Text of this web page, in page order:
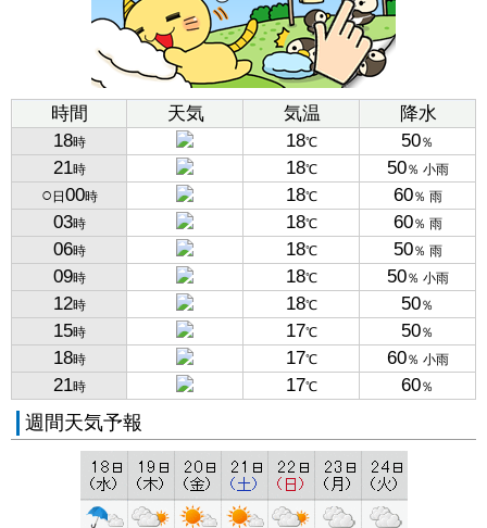
時間 天気 気温
降水
18時 18℃ 50％
21時 18℃ 50％ 小雨
○ 日 00時 18℃ 60％ 雨
03時 18℃ 60％ 雨
06時 18℃ 50％ 雨
09時 18℃ 50％ 小雨
12時 18℃ 50％
15時 17℃ 50％
18時 17℃ 60％ 小雨
21時 17℃ 60％
週間天気予報